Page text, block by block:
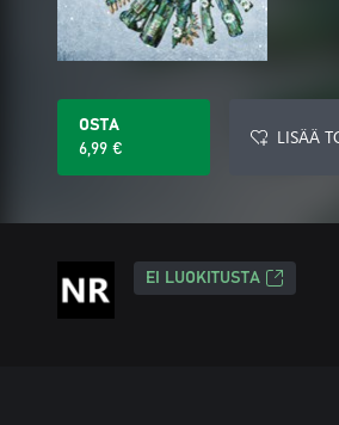
OSTA
6,99 €
LISÄÄ
EI LUOKITUSTA